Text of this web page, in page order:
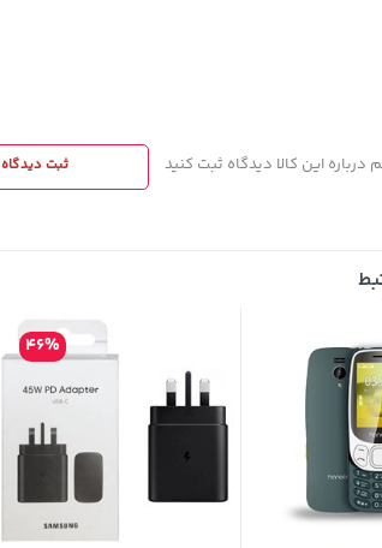
این کالا دیدگاه ثبت کنید ثبت دیدگاه
46%